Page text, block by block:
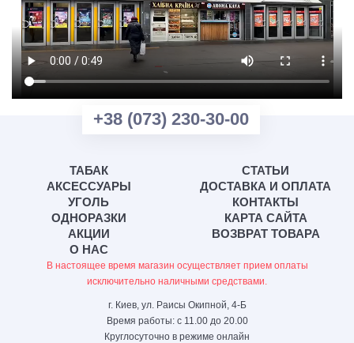
+38 (073) 230-30-00
ТАБАК
АКСЕССУАРЫ
УГОЛЬ
ОДНОРАЗКИ
АКЦИИ
О НАС
СТАТЬИ
ДОСТАВКА И ОПЛАТА
КОНТАКТЫ
КАРТА САЙТА
ВОЗВРАТ ТОВАРА
В настоящее время магазин осуществляет прием оплаты
исключительно наличными средствами.
г. Киев, ул. Раисы Окипной, 4-Б
Время работы: с 11.00 до 20.00
Круглосуточно в режиме онлайн